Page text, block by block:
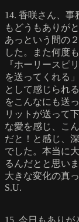
14. 香咲さん、事
もどうもありが
あっという間の
した。また何度
『ホーリースピ
を送ってくれる
として感じられ
をこんなにも送
リットが送って
な愛を感じ、こ
だと！と感じ、
でした。本当に
るんだとと思い
大きな変化の真
S.U.
15. 今日もありが